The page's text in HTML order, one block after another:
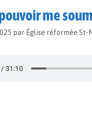
me
par Église réformée St-